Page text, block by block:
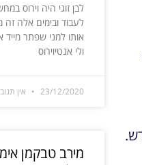
לבן זוגי היה וירוס
לעבוד ובימים אלה
אותו למני שפתר מייד
ולי אנטיוירוס
23/12/2020 אין
מירב טבקמן